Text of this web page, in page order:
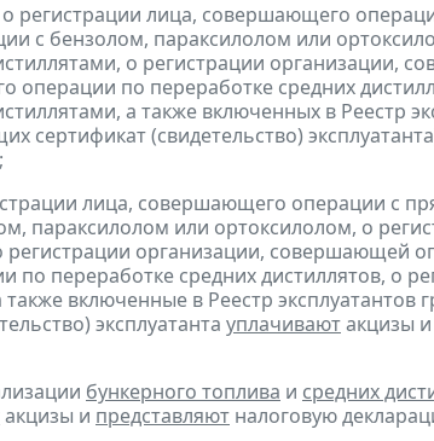
регистрации лица, совершающего
с бензолом, параксилолом или
о регистрации организации,
по переработке средних
а также включенных в Реестр
сертификат (свидетельство)
;
лица, совершающего операции с
параксилолом или ортоксилолом, о
организации, совершающей
переработке средних дистиллятов, о
включенные в Реестр эксплуатантов
эксплуатанта уплачиваютакцизы и
бункерного топлива и средних
акцизы и представляют налоговую